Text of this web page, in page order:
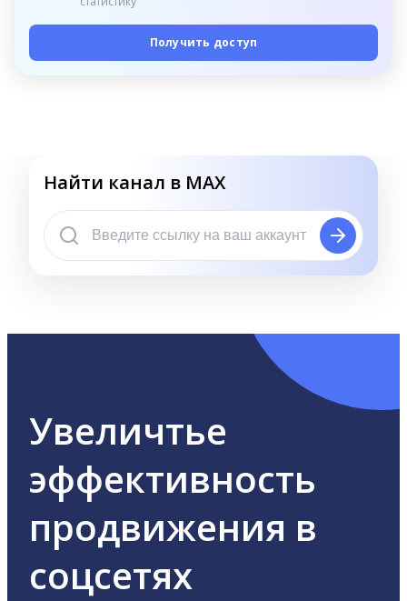
Получить доступ
Найти канал в MAX
Увеличтье
эффективность
продвижения в
соцсетях